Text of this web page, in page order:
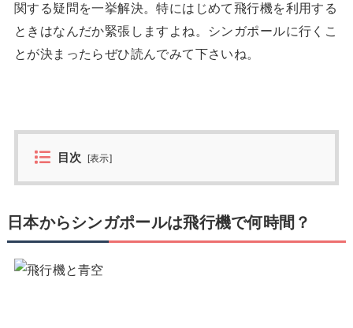
関する疑問を一挙解決。特にはじめて飛行機を利用する
ときはなんだか緊張しますよね。シンガポールに行くこ
とが決まったらぜひ読んでみて下さいね。
目次 [表示]
日本からシンガポールは飛行機で何時間？